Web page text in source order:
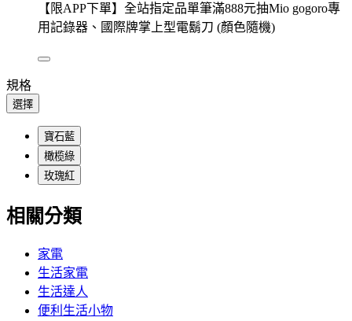
【限APP下單】全站指定品單筆滿888元抽Mio gogoro專
用記錄器、國際牌掌上型電鬍刀 (顏色隨機)
規格
選擇
寶石藍
橄榄綠
玫瑰紅
相關分類
家電
生活家電
生活達人
便利生活小物